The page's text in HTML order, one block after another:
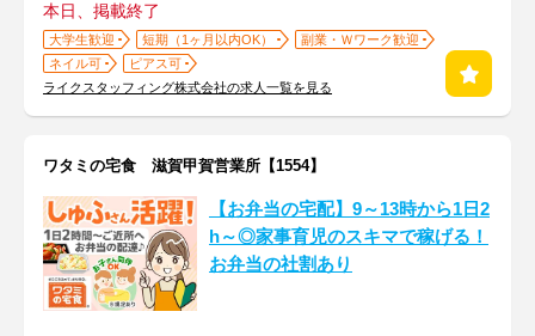
本日、掲載終了
大学生歓迎 短期（1ヶ月以内OK）
副業・Ｗワーク歓迎
ネイル可
ピアス可
ライクスタッフィング株式会社の求人一覧を見る
ワタミの宅食 滋賀甲賀営業所【1554】
【お弁当の宅配】9～13時から1日2
h～◎家事育児のスキマで稼げる！
お弁当の社割あり